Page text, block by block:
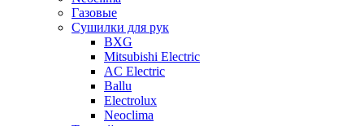
Газовые
Сушилки для рук
BXG
Mitsubishi Electric
AC Electric
Ballu
Electrolux
Neoclima